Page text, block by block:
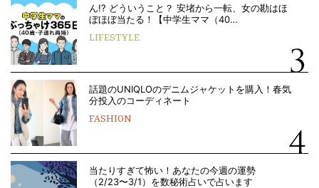
ん!? どういうこと？ 安堵から一転、女の勘はほ
ぼほぼ当たる！【中学生ママ（40…
LIFESTYLE
話題のUNIQLOのデニムジャケットを購入！春気
分投入のコーディネート
FASHION
当たりすぎて怖い！あなたの今週の運勢
（2/23〜3/1）を数秘術占いで占います